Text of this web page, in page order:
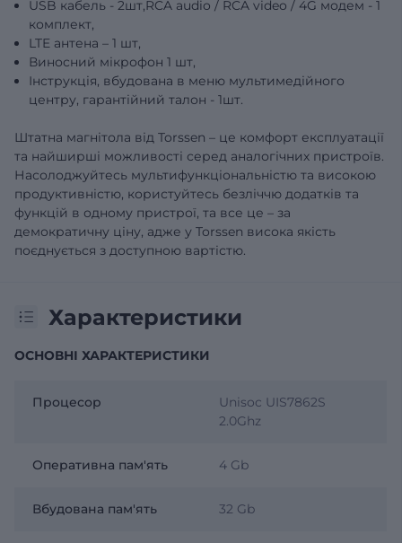
USB кабель - 2шт,RCA audio / RCA video / 4G модем - 1
комплект,
LTE антена – 1 шт,
Виносний мікрофон 1 шт,
Інструкція, вбудована в меню мультимедійного
центру, гарантійний талон - 1шт.
Штатна магнітола від Torssen – це комфорт експлуатації
та найширші можливості серед аналогічних пристроїв.
Насолоджуйтесь мультифункціональністю та високою
продуктивністю, користуйтесь безліччю додатків та
функцій в одному пристрої, та все це – за
демократичну ціну, адже у Torssen висока якість
поєднується з доступною вартістю.
Характеристики
ОСНОВНІ ХАРАКТЕРИСТИКИ
Процесор
Unisoc UIS7862S
2.0Ghz
Оперативна пам'ять 4 Gb
Вбудована пам'ять 32 Gb